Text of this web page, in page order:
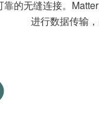
的无缝连接。
进行数据传输